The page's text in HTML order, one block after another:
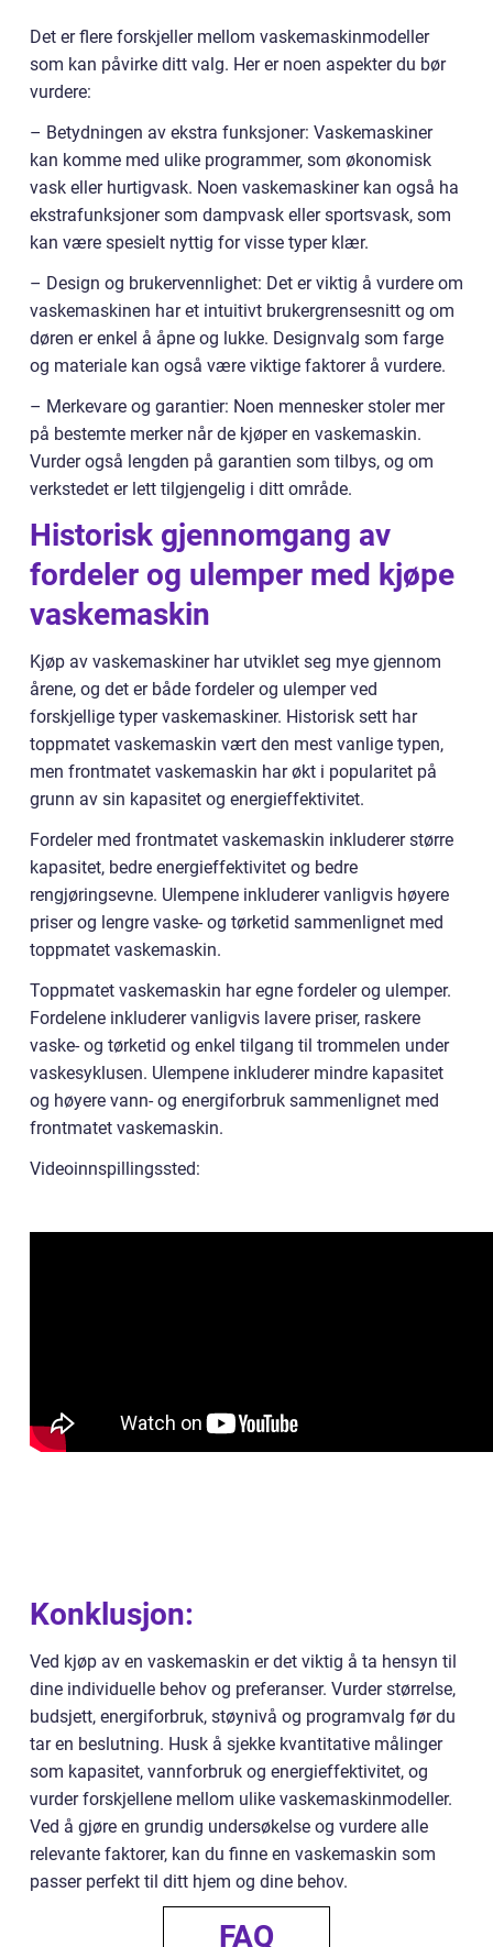
Det er flere forskjeller mellom vaskemaskinmodeller
som kan påvirke ditt valg. Her er noen aspekter du bør
vurdere:
– Betydningen av ekstra funksjoner: Vaskemaskiner
kan komme med ulike programmer, som økonomisk
vask eller hurtigvask. Noen vaskemaskiner kan også ha
ekstrafunksjoner som dampvask eller sportsvask, som
kan være spesielt nyttig for visse typer klær.
– Design og brukervennlighet: Det er viktig å vurdere om
vaskemaskinen har et intuitivt brukergrensesnitt og om
døren er enkel å åpne og lukke. Designvalg som farge
og materiale kan også være viktige faktorer å vurdere.
– Merkevare og garantier: Noen mennesker stoler mer
på bestemte merker når de kjøper en vaskemaskin.
Vurder også lengden på garantien som tilbys, og om
verkstedet er lett tilgjengelig i ditt område.
Historisk gjennomgang av
fordeler og ulemper med kjøpe
vaskemaskin
Kjøp av vaskemaskiner har utviklet seg mye gjennom
årene, og det er både fordeler og ulemper ved
forskjellige typer vaskemaskiner. Historisk sett har
toppmatet vaskemaskin vært den mest vanlige typen,
men frontmatet vaskemaskin har økt i popularitet på
grunn av sin kapasitet og energieffektivitet.
Fordeler med frontmatet vaskemaskin inkluderer større
kapasitet, bedre energieffektivitet og bedre
rengjøringsevne. Ulempene inkluderer vanligvis høyere
priser og lengre vaske- og tørketid sammenlignet med
toppmatet vaskemaskin.
Toppmatet vaskemaskin har egne fordeler og ulemper.
Fordelene inkluderer vanligvis lavere priser, raskere
vaske- og tørketid og enkel tilgang til trommelen under
vaskesyklusen. Ulempene inkluderer mindre kapasitet
og høyere vann- og energiforbruk sammenlignet med
frontmatet vaskemaskin.
Videoinnspillingssted:
Konklusjon:
Ved kjøp av en vaskemaskin er det viktig å ta hensyn til
dine individuelle behov og preferanser. Vurder størrelse,
budsjett, energiforbruk, støynivå og programvalg før du
tar en beslutning. Husk å sjekke kvantitative målinger
som kapasitet, vannforbruk og energieffektivitet, og
vurder forskjellene mellom ulike vaskemaskinmodeller.
Ved å gjøre en grundig undersøkelse og vurdere alle
relevante faktorer, kan du finne en vaskemaskin som
passer perfekt til ditt hjem og dine behov.
FAQ